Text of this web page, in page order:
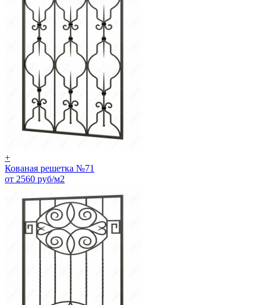
+
Кованая решетка №71
от 2560 руб/м2